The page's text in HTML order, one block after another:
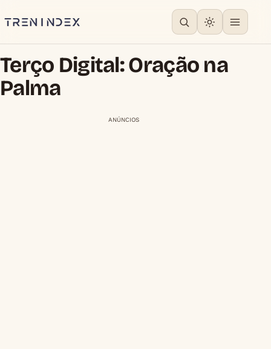
Terço Digital: Oração na
Palma
ANÚNCIOS